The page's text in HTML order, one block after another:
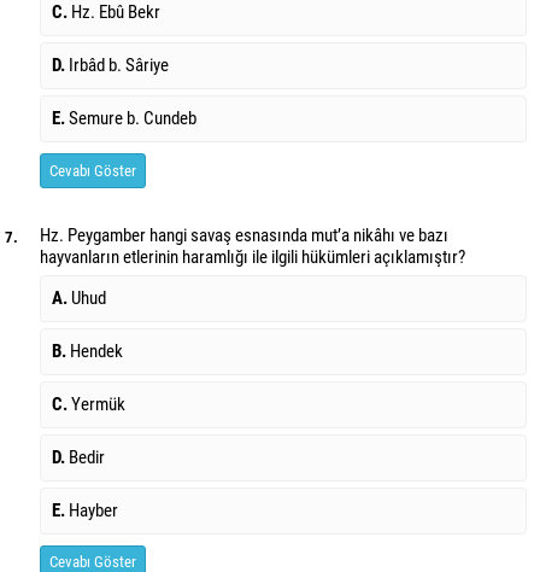
C. Hz. Ebû Bekr
D. Irbâd b. Sâriye
E.Semure b. Cundeb
Cevabı Göster
7.
Hz. Peygamber hangi savaş esnasında mut’a nikâhı ve bazı
hayvanların etlerinin haramlığı ile ilgili hükümleri açıklamıştır?
A. Uhud
B. Hendek
C.Yermük
D. Bedir
E. Hayber
Cevabı Göster